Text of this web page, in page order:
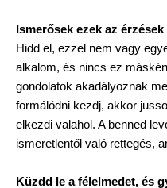
Ismerősek ezek az
Hidd el, ezzel nem vagy
alkalom, és nincs ez
gondolatok akadályoznak
formálódni kezdj, akkor
elkezdi valahol. A benned
ismeretlentől való rettegés,
Küzdd le a félelmedet, és